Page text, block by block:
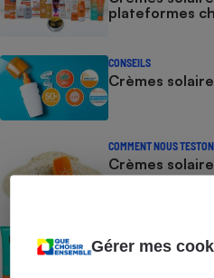
Gérer mes
plateformes
CONSEILS
Crèmes
COMMENT NOUS
Crèmes
Crèmes